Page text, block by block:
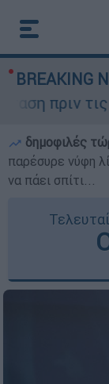
BREAKING
τις βροχές
δημοφιλές
παρέσυρε νύφη
να πάει σπίτι...